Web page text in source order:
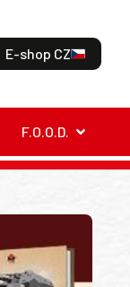
E-shop CZ
F.O.O.D.